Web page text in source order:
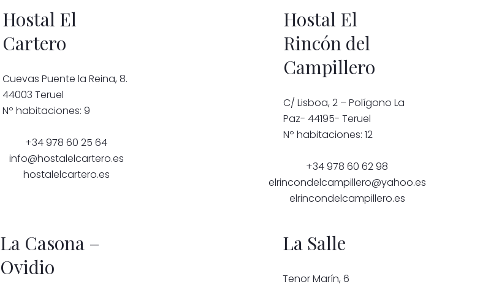
Hostal El
Cartero
Cuevas Puente la Reina, 8.
44003 Teruel
Nº habitaciones: 9
+34 978 60 25 64
info@hostalelcartero.es
hostalelcartero.es
Hostal El
Rincón del
Campillero
C/ Lisboa, 2 – Polígono La
Paz- 44195- Teruel
Nº habitaciones: 12
+34 978 60 62 98
elrincondelcampillero@yahoo.es
elrincondelcampillero.es
La Casona –
Ovidio
La Salle
Tenor Marín, 6